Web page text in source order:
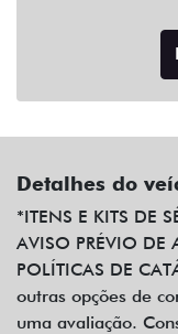
Detalhes do
*ITENS E KITS DE
AVISO PRÉVIO DE
POLÍTICAS DE
outras opções de
uma avaliação.